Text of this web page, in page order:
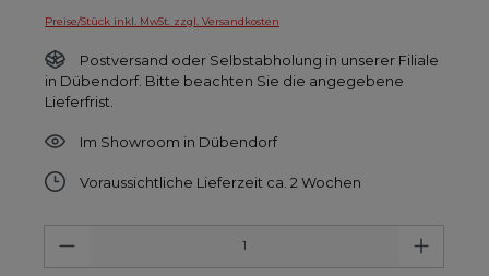
Preise/Stück inkl. MwSt. zzgl. Versandkosten
Postversand oder Selbstabholung in unserer Filiale
in Dübendorf. Bitte beachten Sie die angegebene
Lieferfrist.
Im Showroom in Dübendorf
Voraussichtliche Lieferzeit ca. 2 Wochen